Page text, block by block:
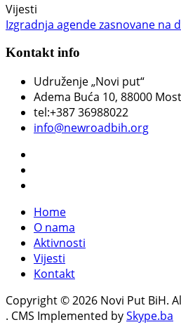
Vijesti
Izgradnja agende zasnovane na
Kontakt info
Udruženje „Novi put“
Adema Buća 10, 88000
tel:+387 36988022
info@newroadbih.org
Home
O nama
Aktivnosti
Vijesti
Kontakt
Copyright © 2026 Novi Put BiH.
. CMS Implemented bySkype.ba